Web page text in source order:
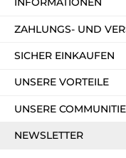
ZAHLUNGS- UND
SICHER EINKAUFEN
UNSERE VORTEILE
UNSERE
NEWSLETTER